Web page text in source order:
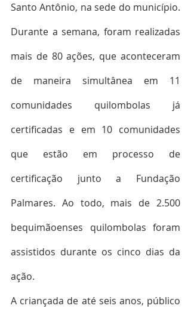
Santo Antônio, na sede do município.
Durante a semana, foram realizadas
mais de 80 ações, que aconteceram
de maneira simultânea em 11
comunidades quilombolas já
certificadas e em 10 comunidades
que estão em processo de
certificação junto a Fundação
Palmares. Ao todo, mais de 2.500
bequimãoenses quilombolas foram
assistidos durante os cinco dias da
ação.
A criançada de até seis anos, público